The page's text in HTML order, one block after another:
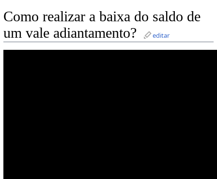
Como realizar a baixa do saldo de
um vale adiantamento?
editar